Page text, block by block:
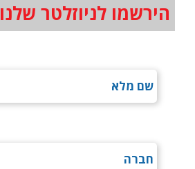
הירשמו לניוזלטר שלנו